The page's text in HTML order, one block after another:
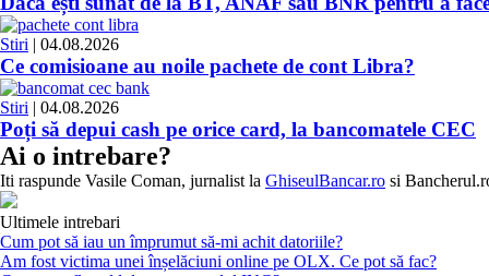
Stiri | 04.08.2026
Ce comisioane au noile pachete de cont Libra?
Stiri | 04.08.2026
Poți să depui cash pe orice card, la bancomatele CEC
Ai o intrebare?
Iti raspunde Vasile Coman, jurnalist la GhiseulBancar.ro si
Ultimele intrebari
Cum pot să iau un împrumut să-mi achit datoriile?
Am fost victima unei înșelăciuni online pe OLX. Ce pot să fac?